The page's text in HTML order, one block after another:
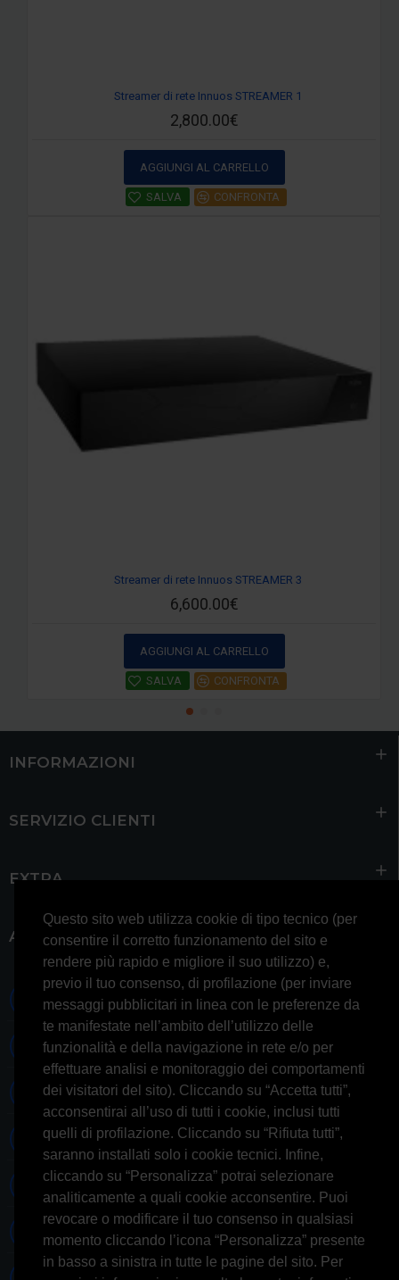
Questo sito web utilizza cookie di tipo tecnico (per
consentire il corretto funzionamento del sito e
rendere più rapido e migliore il suo utilizzo) e,
previo il tuo consenso, di profilazione (per inviare
messaggi pubblicitari in linea con le preferenze da
te manifestate nell’ambito dell’utilizzo delle
funzionalità e della navigazione in rete e/o per
effettuare analisi e monitoraggio dei comportamenti
dei visitatori del sito). Cliccando su “Accetta tutti”,
acconsentirai all’uso di tutti i cookie, inclusi tutti
quelli di profilazione. Cliccando su “Rifiuta tutti”,
saranno installati solo i cookie tecnici. Infine,
cliccando su “Personalizza” potrai selezionare
analiticamente a quali cookie acconsentire. Puoi
revocare o modificare il tuo consenso in qualsiasi
momento cliccando l’icona “Personalizza” presente
in basso a sinistra in tutte le pagine del sito. Per
Streamer di rete Innuos STREAMER 1
2,800.00€
AGGIUNGI AL CARRELLO
SALVA CONFRONTA
Streamer di rete Innuos STREAMER 3
6,600.00€
AGGIUNGI AL CARRELLO
SALVA CONFRONTA
INFORMAZIONI
SERVIZIO CLIENTI
EXTRA
ACCOUNT
0697245677 0697245678
Whatsapp 3314433674
Informazioni generiche
Informazioni commerciali
Informazioni tecniche